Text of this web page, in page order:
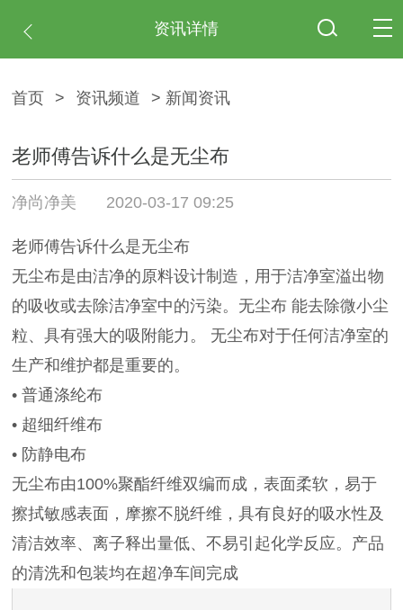
资讯详情
首页 > 资讯频道 > 新闻资讯
老师傅告诉什么是无尘布
净尚净美 2020-03-17 09:25
老师傅告诉什么是无尘布
无尘布是由洁净的原料设计制造，用于洁净室溢出物
的吸收或去除洁净室中的污染。无尘布 能去除微小尘
粒、具有强大的吸附能力。 无尘布对于任何洁净室的
生产和维护都是重要的。
• 普通涤纶布
• 超细纤维布
• 防静电布
无尘布由100%聚酯纤维双编而成，表面柔软，易于
擦拭敏感表面，摩擦不脱纤维，具有良好的吸水性及
清洁效率、离子释出量低、不易引起化学反应。产品
的清洗和包装均在超净车间完成